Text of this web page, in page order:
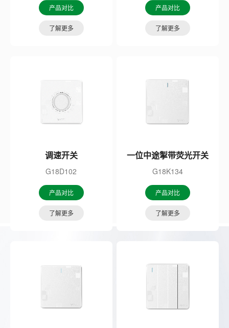
产品对比
了解更多
产品对比
了解更多
调速开关
G18D102
产品对比
了解更多
一位中途掣带荧光开关
G18K134
产品对比
了解更多